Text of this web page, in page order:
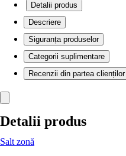
Detalii produs
Descriere
Siguranța produselor
Categorii suplimentare
Recenzii din partea clienților
Detalii produs
Salt zonă